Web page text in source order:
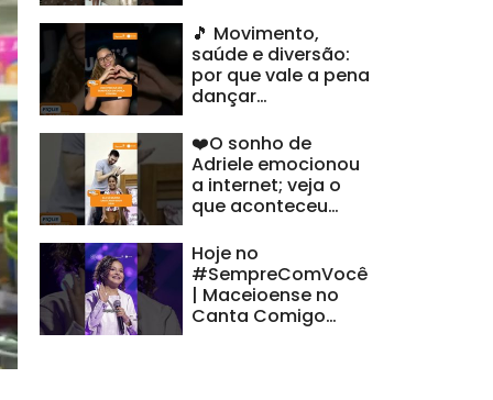
alagoana
🎵 Movimento,
saúde e diversão:
por que vale a pena
dançar
❤️O sonho de
Adriele emocionou
a internet; veja o
que aconteceu
Hoje no
#SempreComVocê
| Maceioense no
Canta Comigo